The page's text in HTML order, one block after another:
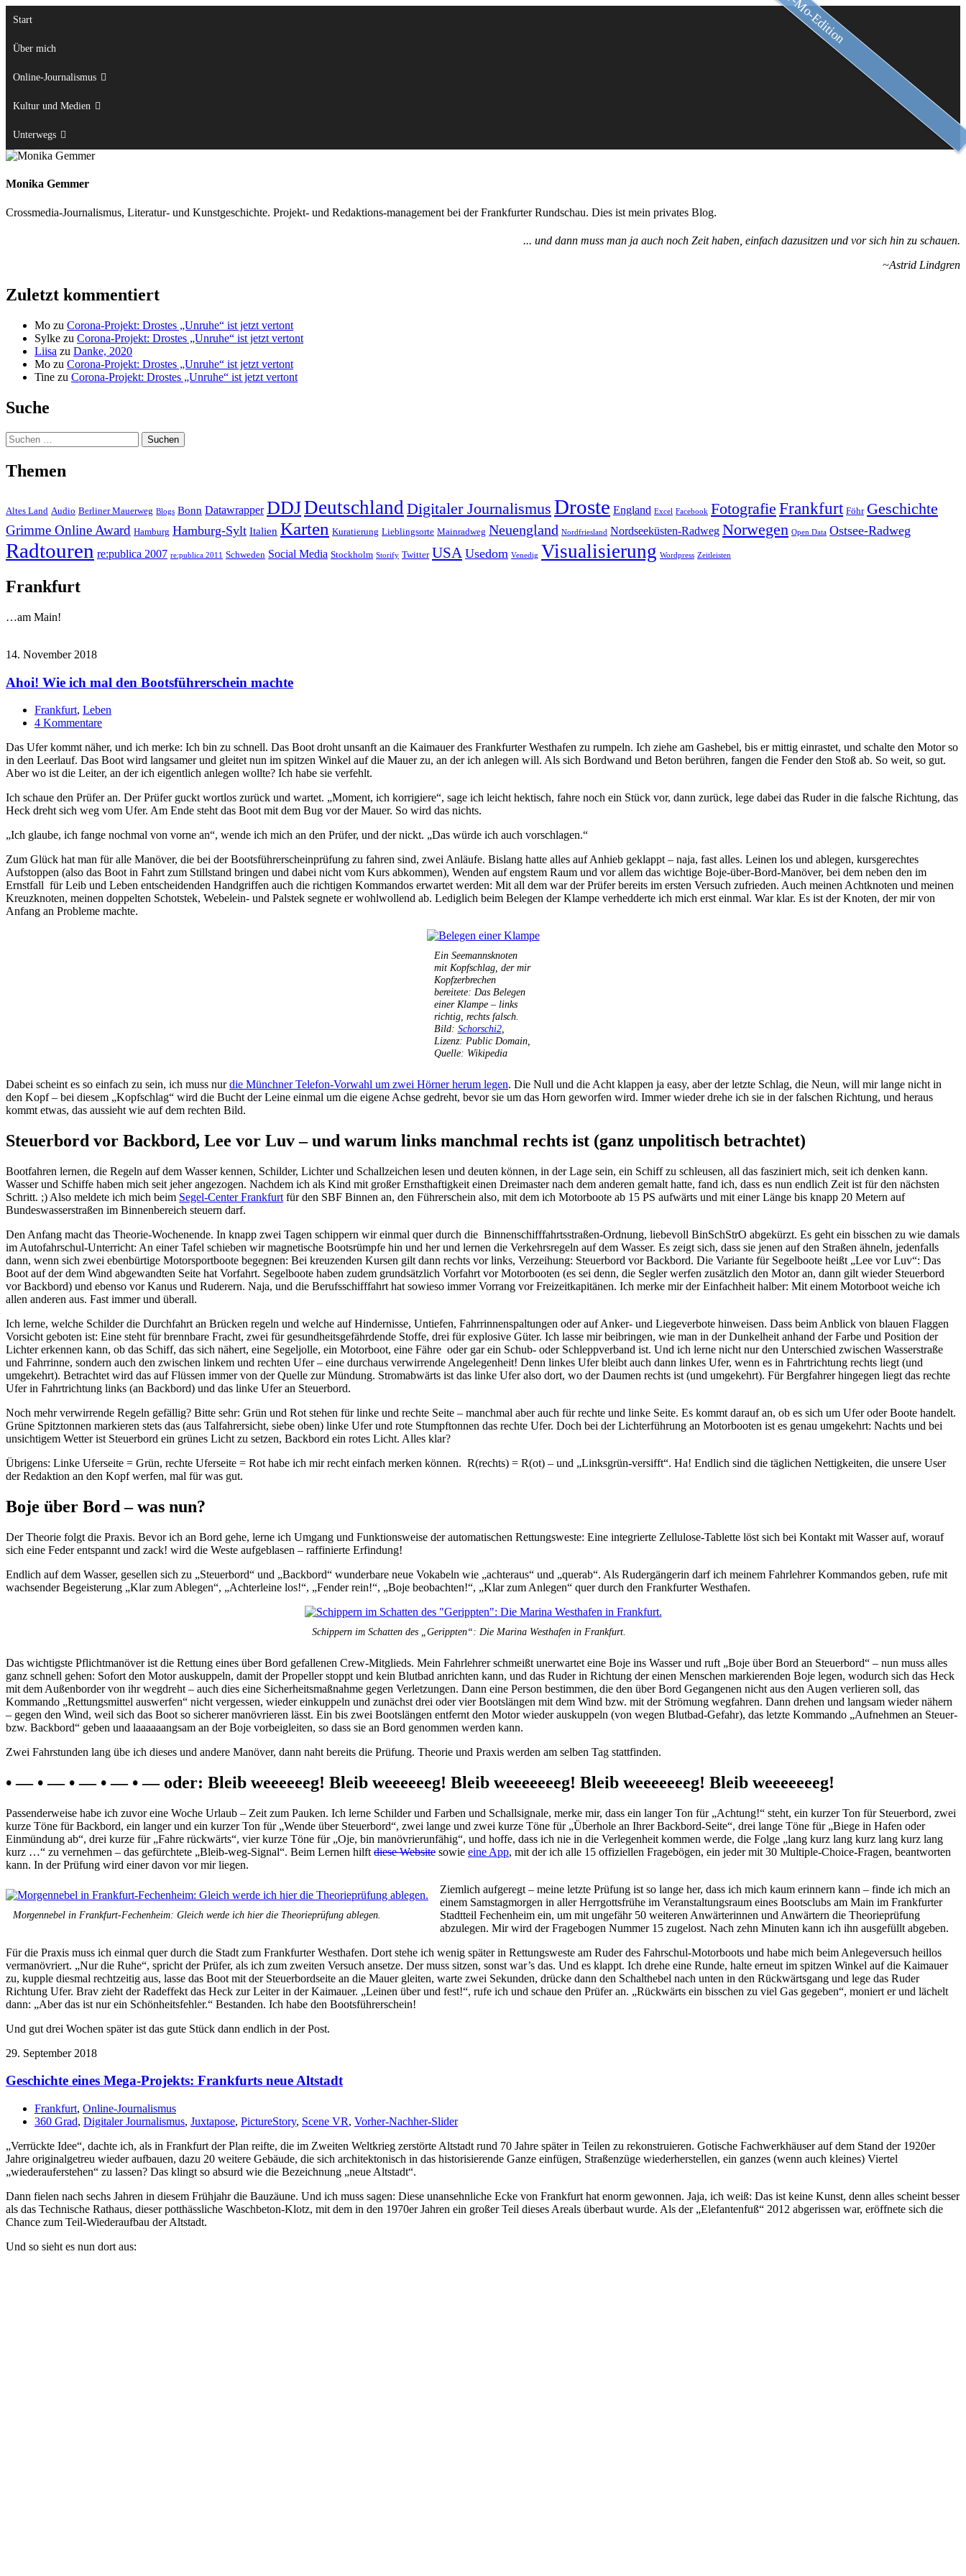
Inhalt
Start
Über mich
Online-Journalismus
Kultur und Medien
Unterwegs
Monika Gemmer
Crossmedia-Journalismus, Literatur- und Kunstgeschichte. Projekt- und Redaktions-management bei der Frankfurter Rundschau. Dies ist mein privates Blog.
... und dann muss man ja auch noch Zeit haben, einfach dazusitzen und vor sich hin zu schauen.
~Astrid Lindgren
Zuletzt kommentiert
Mo zu Corona-Projekt: Drostes „Unruhe“ ist jetzt vertont
Sylke zu Corona-Projekt: Drostes „Unruhe“ ist jetzt vertont
Liisa zu Danke, 2020
Mo zu Corona-Projekt: Drostes „Unruhe“ ist jetzt vertont
Tine zu Corona-Projekt: Drostes „Unruhe“ ist jetzt vertont
Suche
Suchen
nach:
Themen
Altes Land Audio Berliner Mauerweg Blogs Bonn Datawrapper DDJDeutschland Digitaler Journalismus Droste England Excel Facebook Fotografie Frankfurt Föhr Geschichte
Grimme Online Award Hamburg Hamburg-Sylt Italien Karten Kuratierung Lieblingsorte Mainradweg Neuengland Nordfriesland Nordseeküsten-Radweg Norwegen Open Data Ostsee-Radweg
Radtouren re:publica 2007 re:publica 2011 Schweden Social Media Stockholm Storify Twitter USA Usedom Venedig Visualisierung Wordpress Zeitleisten
Frankfurt
…am Main!
14. November 2018
Ahoi! Wie ich mal den Bootsführerschein machte
Frankfurt, Leben
4 Kommentare
Das Ufer kommt näher, und ich merke: Ich bin zu schnell. Das Boot droht unsanft an die Kaimauer des Frankfurter Westhafen zu rumpeln. Ich ziehe am Gashebel, bis er mittig einrastet, und schalte den Motor so
in den Leerlauf. Das Boot wird langsamer und gleitet nun im spitzen Winkel auf die Mauer zu, an der ich anlegen will. Als sich Bordwand und Beton berühren, fangen die Fender den Stoß ab. So weit, so gut.
Aber wo ist die Leiter, an der ich eigentlich anlegen wollte? Ich habe sie verfehlt.
Ich schaue den Prüfer an. Der Prüfer guckt wortlos zurück und wartet. „Moment, ich korrigiere“, sage ich leicht hektisch, fahre noch ein Stück vor, dann zurück, lege dabei das Ruder in die falsche Richtung, das
Heck dreht sich weg vom Ufer. Am Ende steht das Boot mit dem Bug vor der Mauer. So wird das nichts.
„Ich glaube, ich fange nochmal von vorne an“, wende ich mich an den Prüfer, und der nickt. „Das würde ich auch vorschlagen.“
Zum Glück hat man für alle Manöver, die bei der Bootsführerscheinprüfung zu fahren sind, zwei Anläufe. Bislang hatte alles auf Anhieb geklappt – naja, fast alles. Leinen los und ablegen, kursgerechtes
Aufstoppen (also das Boot in Fahrt zum Stillstand bringen und dabei nicht vom Kurs abkommen), Wenden auf engstem Raum und vor allem das wichtige Boje-über-Bord-Manöver, bei dem neben den im
Ernstfall für Leib und Leben entscheidenden Handgriffen auch die richtigen Kommandos erwartet werden: Mit all dem war der Prüfer bereits im ersten Versuch zufrieden. Auch meinen Achtknoten und meinen
Kreuzknoten, meinen doppelten Schotstek, Webelein- und Palstek segnete er wohlwollend ab. Lediglich beim Belegen der Klampe verhedderte ich mich erst einmal. War klar. Es ist der Knoten, der mir von
Anfang an Probleme machte.
Ein Seemannsknoten
mit Kopfschlag, der mir
Kopfzerbrechen
bereitete: Das Belegen
einer Klampe – links
richtig, rechts falsch.
Bild: Schorschi2,
Lizenz: Public Domain,
Quelle: Wikipedia
Dabei scheint es so einfach zu sein, ich muss nurdie Münchner Telefon-Vorwahl um zwei Hörner herum legen. Die Null und die Acht klappen ja easy, aber der letzte Schlag, die Neun, will mir lange nicht in
den Kopf – bei diesem „Kopfschlag“ wird die Bucht der Leine einmal um die eigene Achse gedreht, bevor sie um das Horn geworfen wird. Immer wieder drehe ich sie in der falschen Richtung, und heraus
kommt etwas, das aussieht wie auf dem rechten Bild.
Steuerbord vor Backbord, Lee vor Luv – und warum links manchmal rechts ist (ganz unpolitisch betrachtet)
Bootfahren lernen, die Regeln auf dem Wasser kennen, Schilder, Lichter und Schallzeichen lesen und deuten können, in der Lage sein, ein Schiff zu schleusen, all das fasziniert mich, seit ich denken kann.
Wasser und Schiffe haben mich seit jeher angezogen. Nachdem ich als Kind mit großer Ernsthaftigkeit einen Dreimaster nach dem anderen gemalt hatte, fand ich, dass es nun endlich Zeit ist für den nächsten
Schritt. ;) Also meldete ich mich beim Segel-Center Frankfurt für den SBF Binnen an, den Führerschein also, mit dem ich Motorboote ab 15 PS aufwärts und mit einer Länge bis knapp 20 Metern auf
Bundeswasserstraßen im Binnenbereich steuern darf.
Den Anfang macht das Theorie-Wochenende. In knapp zwei Tagen schippern wir einmal quer durch die Binnenschifffahrtsstraßen-Ordnung, liebevoll BinSchStrO abgekürzt. Es geht ein bisschen zu wie damals
im Autofahrschul-Unterricht: An einer Tafel schieben wir magnetische Bootsrümpfe hin und her und lernen die Verkehrsregeln auf dem Wasser. Es zeigt sich, dass sie jenen auf den Straßen ähneln, jedenfalls
dann, wenn sich zwei ebenbürtige Motorsportboote begegnen: Bei kreuzenden Kursen gilt dann rechts vor links, Verzeihung: Steuerbord vor Backbord. Die Variante für Segelboote heißt „Lee vor Luv“: Das
Boot auf der dem Wind abgewandten Seite hat Vorfahrt. Segelboote haben zudem grundsätzlich Vorfahrt vor Motorbooten (es sei denn, die Segler werfen zusätzlich den Motor an, dann gilt wieder Steuerbord
vor Backbord) und ebenso vor Kanus und Ruderern. Naja, und die Berufsschifffahrt hat sowieso immer Vorrang vor Freizeitkapitänen. Ich merke mir der Einfachheit halber: Mit einem Motorboot weiche ich
allen anderen aus. Fast immer und überall.
Ich lerne, welche Schilder die Durchfahrt an Brücken regeln und welche auf Hindernisse, Untiefen, Fahrrinnenspaltungen oder auf Anker- und Liegeverbote hinweisen. Dass beim Anblick von blauen Flaggen
Vorsicht geboten ist: Eine steht für brennbare Fracht, zwei für gesundheitsgefährdende Stoffe, drei für explosive Güter. Ich lasse mir beibringen, wie man in der Dunkelheit anhand der Farbe und Position der
Lichter erkennen kann, ob das Schiff, das sich nähert, eine Segeljolle, ein Motorboot, eine Fähre oder gar ein Schub- oder Schleppverband ist. Und ich lerne nicht nur den Unterschied zwischen Wasserstraße
und Fahrrinne, sondern auch den zwischen linkem und rechten Ufer – eine durchaus verwirrende Angelegenheit! Denn linkes Ufer bleibt auch dann linkes Ufer, wenn es in Fahrtrichtung rechts liegt (und
umgekehrt). Betrachtet wird das auf Flüssen immer von der Quelle zur Mündung. Stromabwärts ist das linke Ufer also dort, wo der Daumen rechts ist (und umgekehrt). Für Bergfahrer hingegen liegt das rechte
Ufer in Fahrtrichtung links (an Backbord) und das linke Ufer an Steuerbord.
Noch mehr verwirrende Regeln gefällig? Bitte sehr: Grün und Rot stehen für linke und rechte Seite – manchmal aber auch für rechte und linke Seite. Es kommt darauf an, ob es sich um Ufer oder Boote handelt.
Grüne Spitztonnen markieren stets das (aus Talfahrersicht, siebe oben) linke Ufer und rote Stumpftonnen das rechte Ufer. Doch bei der Lichterführung an Motorbooten ist es genau umgekehrt: Nachts und bei
unsichtigem Wetter ist Steuerbord ein grünes Licht zu setzen, Backbord ein rotes Licht. Alles klar?
Übrigens: Linke Uferseite = Grün, rechte Uferseite = Rot habe ich mir recht einfach merken können. R(rechts) = R(ot) – und „Linksgrün-versifft“. Ha! Endlich sind die täglichen Nettigkeiten, die unsere User
der Redaktion an den Kopf werfen, mal für was gut.
Boje über Bord – was nun?
Der Theorie folgt die Praxis. Bevor ich an Bord gehe, lerne ich Umgang und Funktionsweise der automatischen Rettungsweste: Eine integrierte Zellulose-Tablette löst sich bei Kontakt mit Wasser auf, worauf
sich eine Feder entspannt und zack! wird die Weste aufgeblasen – raffinierte Erfindung!
Endlich auf dem Wasser, gesellen sich zu „Steuerbord“ und „Backbord“ wunderbare neue Vokabeln wie „achteraus“ und „querab“. Als Rudergängerin darf ich meinem Fahrlehrer Kommandos geben, rufe mit
wachsender Begeisterung „Klar zum Ablegen“, „Achterleine los!“, „Fender rein!“, „Boje beobachten!“, „Klar zum Anlegen“ quer durch den Frankfurter Westhafen.
Schippern im Schatten des „Gerippten“: Die Marina Westhafen in Frankfurt.
Das wichtigste Pflichtmanöver ist die Rettung eines über Bord gefallenen Crew-Mitglieds. Mein Fahrlehrer schmeißt unerwartet eine Boje ins Wasser und ruft „Boje über Bord an Steuerbord“ – nun muss alles
ganz schnell gehen: Sofort den Motor auskuppeln, damit der Propeller stoppt und kein Blutbad anrichten kann, und das Ruder in Richtung der einen Menschen markierenden Boje legen, wodurch sich das Heck
mit dem Außenborder von ihr wegdreht – auch dies eine Sicherheitsmaßnahme gegen Verletzungen. Dann eine Person bestimmen, die den über Bord Gegangenen nicht aus den Augen verlieren soll, das
Kommando „Rettungsmittel auswerfen“ nicht vergessen, wieder einkuppeln und zunächst drei oder vier Bootslängen mit dem Wind bzw. mit der Strömung wegfahren. Dann drehen und langsam wieder nähern
– gegen den Wind, weil sich das Boot so sicherer manövrieren lässt. Ein bis zwei Bootslängen entfernt den Motor wieder auskuppeln (von wegen Blutbad-Gefahr), das letzte Kommando „Aufnehmen an Steuer-
bzw. Backbord“ geben und laaaaaangsam an der Boje vorbeigleiten, so dass sie an Bord genommen werden kann.
Zwei Fahrstunden lang übe ich dieses und andere Manöver, dann naht bereits die Prüfung. Theorie und Praxis werden am selben Tag stattfinden.
• — • — • — • — • — oder: Bleib weeeeeeg! Bleib weeeeeeg! Bleib weeeeeeeg! Bleib weeeeeeeg! Bleib weeeeeeeg!
Passenderweise habe ich zuvor eine Woche Urlaub – Zeit zum Pauken. Ich lerne Schilder und Farben und Schallsignale, merke mir, dass ein langer Ton für „Achtung!“ steht, ein kurzer Ton für Steuerbord, zwei
kurze Töne für Backbord, ein langer und ein kurzer Ton für „Wende über Steuerbord“, zwei lange und zwei kurze Töne für „Überhole an Ihrer Backbord-Seite“, drei lange Töne für „Biege in Hafen oder
Einmündung ab“, drei kurze für „Fahre rückwärts“, vier kurze Töne für „Oje, bin manövrierunfähig“, und hoffe, dass ich nie in die Verlegenheit kommen werde, die Folge „lang kurz lang kurz lang kurz lang
kurz …“ zu vernehmen – das gefürchtete „Bleib-weg-Signal“. Beim Lernen hilft diese Website sowie eine App, mit der ich alle 15 offiziellen Fragebögen, ein jeder mit 30 Multiple-Choice-Fragen, beantworten
kann. In der Prüfung wird einer davon vor mir liegen.
Morgennebel in Frankfurt-Fechenheim: Gleich werde ich hier die Theorieprüfung ablegen.
Ziemlich aufgeregt – meine letzte Prüfung ist so lange her, dass ich mich kaum erinnern kann – finde ich mich an
einem Samstagmorgen in aller Herrgottsfrühe im Veranstaltungsraum eines Bootsclubs am Main im Frankfurter
Stadtteil Fechenheim ein, um mit ungefähr 50 weiteren Anwärterinnen und Anwärtern die Theorieprüfung
abzulegen. Mir wird der Fragebogen Nummer 15 zugelost. Nach zehn Minuten kann ich ihn ausgefüllt abgeben.
Für die Praxis muss ich einmal quer durch die Stadt zum Frankfurter Westhafen. Dort stehe ich wenig später in Rettungsweste am Ruder des Fahrschul-Motorboots und habe mich beim Anlegeversuch heillos
vermanövriert. „Nur die Ruhe“, spricht der Prüfer, als ich zum zweiten Versuch ansetze. Der muss sitzen, sonst war’s das. Und es klappt. Ich drehe eine Runde, halte erneut im spitzen Winkel auf die Kaimauer
zu, kupple diesmal rechtzeitig aus, lasse das Boot mit der Steuerbordseite an die Mauer gleiten, warte zwei Sekunden, drücke dann den Schalthebel nach unten in den Rückwärtsgang und lege das Ruder
Richtung Ufer. Brav zieht der Radeffekt das Heck zur Leiter in der Kaimauer. „Leinen über und fest!“, rufe ich und schaue den Prüfer an. „Rückwärts ein bisschen zu viel Gas gegeben“, moniert er und lächelt
dann: „Aber das ist nur ein Schönheitsfehler.“ Bestanden. Ich habe den Bootsführerschein!
Und gut drei Wochen später ist das gute Stück dann endlich in der Post.
29. September 2018
Geschichte eines Mega-Projekts: Frankfurts neue Altstadt
Frankfurt, Online-Journalismus
360 Grad, Digitaler Journalismus, Juxtapose, PictureStory, Scene VR, Vorher-Nachher-Slider
„Verrückte Idee“, dachte ich, als in Frankfurt der Plan reifte, die im Zweiten Weltkrieg zerstörte Altstadt rund 70 Jahre später in Teilen zu rekonstruieren. Gotische Fachwerkhäuser auf dem Stand der 1920er
Jahre originalgetreu wieder aufbauen, dazu 20 weitere Gebäude, die sich architektonisch in das historisierende Ganze einfügen, Straßenzüge wiederherstellen, ein ganzes (wenn auch kleines) Viertel
„wiederauferstehen“ zu lassen? Das klingt so absurd wie die Bezeichnung „neue Altstadt“.
Dann fielen nach sechs Jahren in diesem Frühjahr die Bauzäune. Und ich muss sagen: Diese unansehnliche Ecke von Frankfurt hat enorm gewonnen. Jaja, ich weiß: Das ist keine Kunst, denn alles scheint besser
als das Technische Rathaus, dieser potthässliche Waschbeton-Klotz, mit dem in den 1970er Jahren ein großer Teil dieses Areals überbaut wurde. Als der „Elefantenfuß“ 2012 abgerissen war, eröffnete sich die
Chance zum Teil-Wiederaufbau der Altstadt.
Und so sieht es nun dort aus: